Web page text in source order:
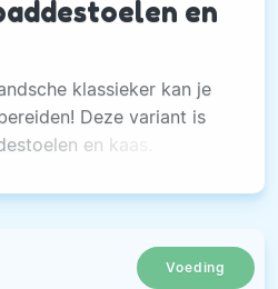
en
klassieker kan je
Deze variant is
en kaas.
Voeding